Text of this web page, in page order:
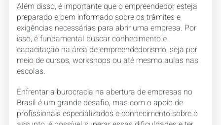
Além disso, é importante que o empreendedor esteja
preparado e bem informado sobre os trâmites e
exigências necessárias para abrir uma empresa. Por
isso, é fundamental buscar conhecimento e
capacitação na área de empreendedorismo, seja por
meio de cursos, workshops ou até mesmo aulas nas
escolas.
Enfrentar a burocracia na abertura de empresas no
Brasil é um grande desafio, mas com o apoio de
profissionais especializados e conhecimento sobre o